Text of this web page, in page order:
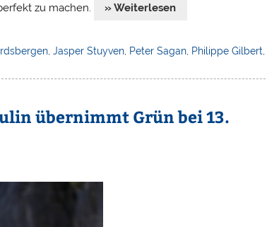
zu machen. » Weiterlesen
, Jasper Stuyven, Peter Sagan, Philippe Gilbert
übernimmt Grün bei 13.